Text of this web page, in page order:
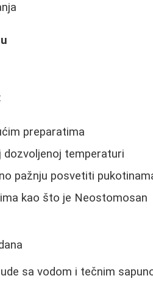
preparatima
dozvoljenoj temperaturi
pažnju posvetiti
kao što je Neostomosan
sa vodom i tečnim